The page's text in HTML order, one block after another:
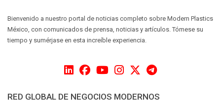
Bienvenido a nuestro portal de noticias completo sobre Modern Plastics
México, con comunicados de prensa, noticias y artículos. Tómese su
tiempo y sumérjase en esta increíble experiencia.
RED GLOBAL DE NEGOCIOS MODERNOS